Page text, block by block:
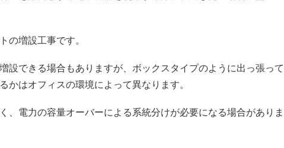
の増設工事です。
設できる場合もありますが、ボックスタイプのように出っ張って
かはオフィスの環境によって異なります。
、電力の容量オーバーによる系統分けが必要になる場合がありま